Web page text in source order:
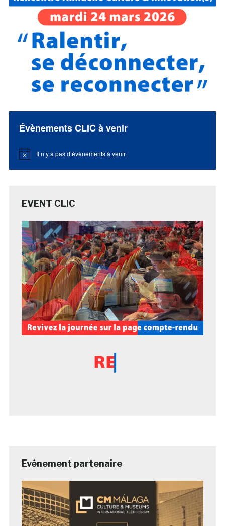
Évènements CLIC à venir
Notice Il n’y a pas d’évènements à venir.
EVENT CLIC
Evénement partenaire